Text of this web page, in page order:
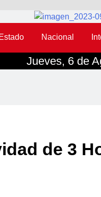
Estado Nacional
Jueves, 6 de
de 3